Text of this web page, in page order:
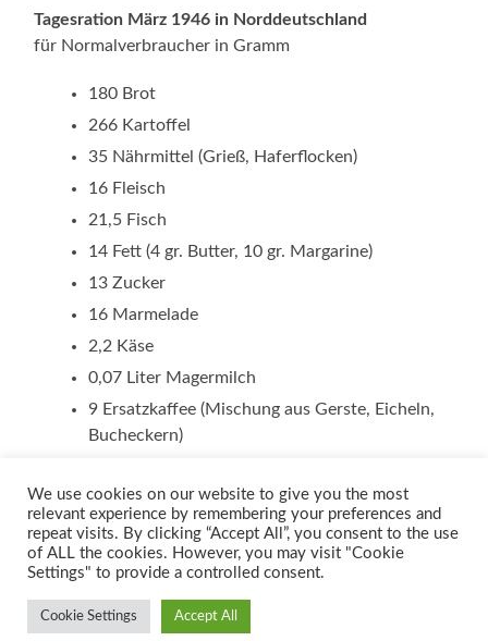
Tagesration März 1946 in Norddeutschland
für Normalverbraucher in Gramm
180 Brot
266 Kartoffel
35 Nährmittel (Grieß, Haferflocken)
16 Fleisch
21,5 Fisch
14 Fett (4 gr. Butter, 10 gr. Margarine)
13 Zucker
16 Marmelade
2,2 Käse
0,07 Liter Magermilch
9 Ersatzkaffee (Mischung aus Gerste, Eicheln,
Bucheckern)
© 2026 PAUL GLASER
We use cookies on our website to give you the most
relevant experience by remembering your preferences and
repeat visits. By clicking “Accept All”, you consent to the use
of ALL the cookies. However, you may visit "Cookie
Settings" to provide a controlled consent.
Cookie Settings Accept All